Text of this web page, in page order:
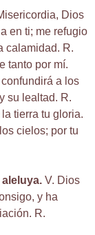
Dios
en ti; me refugio
calamidad. R.
tanto por mí.
a los
su lealtad. R.
tierra tu gloria.
cielos; por tu
aleluya. V. Dios
y ha
R.